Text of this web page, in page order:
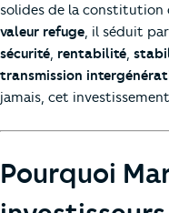
solides de la
valeur refuge , il séduit
sécurité rentabilité
transmission
jamais, cet
Pourquoi